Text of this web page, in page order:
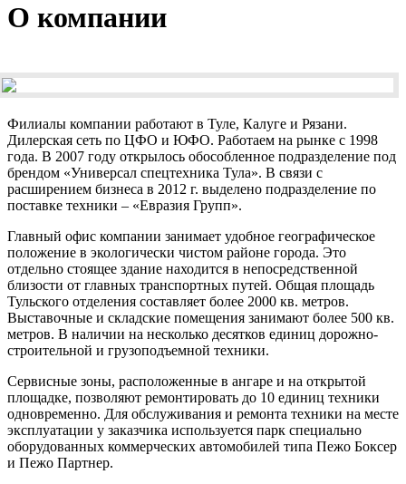
О компании
Филиалы компании работают в Туле, Калуге и Рязани.
Дилерская сеть по ЦФО и ЮФО. Работаем на рынке с 1998
года. В 2007 году открылось обособленное подразделение под
брендом «Универсал спецтехника Тула». В связи с
расширением бизнеса в 2012 г. выделено подразделение по
поставке техники – «Евразия Групп».
Главный офис компании занимает удобное географическое
положение в экологически чистом районе города. Это
отдельно стоящее здание находится в непосредственной
близости от главных транспортных путей. Общая площадь
Тульского отделения составляет более 2000 кв. метров.
Выставочные и складские помещения занимают более 500 кв.
метров. В наличии на несколько десятков единиц дорожно-
строительной и грузоподъемной техники.
Сервисные зоны, расположенные в ангаре и на открытой
площадке, позволяют ремонтировать до 10 единиц техники
одновременно. Для обслуживания и ремонта техники на месте
эксплуатации у заказчика используется парк специально
оборудованных коммерческих автомобилей типа Пежо Боксер
и Пежо Партнер.